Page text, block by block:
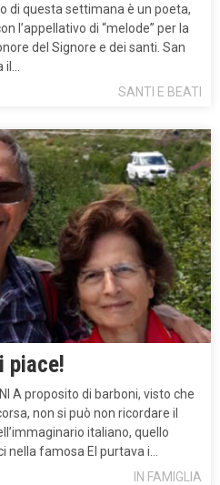
di questa settimana è un poeta,
l’appellativo di “melode” per la
del Signore e dei santi. San
SANTI E BEATI
piace!
A proposito di barboni, visto che
non si può non ricordare il
italiano, quello
famosa El purtava i…
IN FAMIGLIA